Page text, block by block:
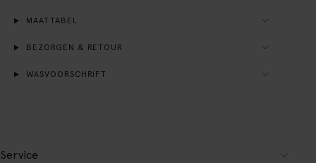
MAATTABEL
BEZORGEN & RETOUR
WASVOORSCHRIFT
Service